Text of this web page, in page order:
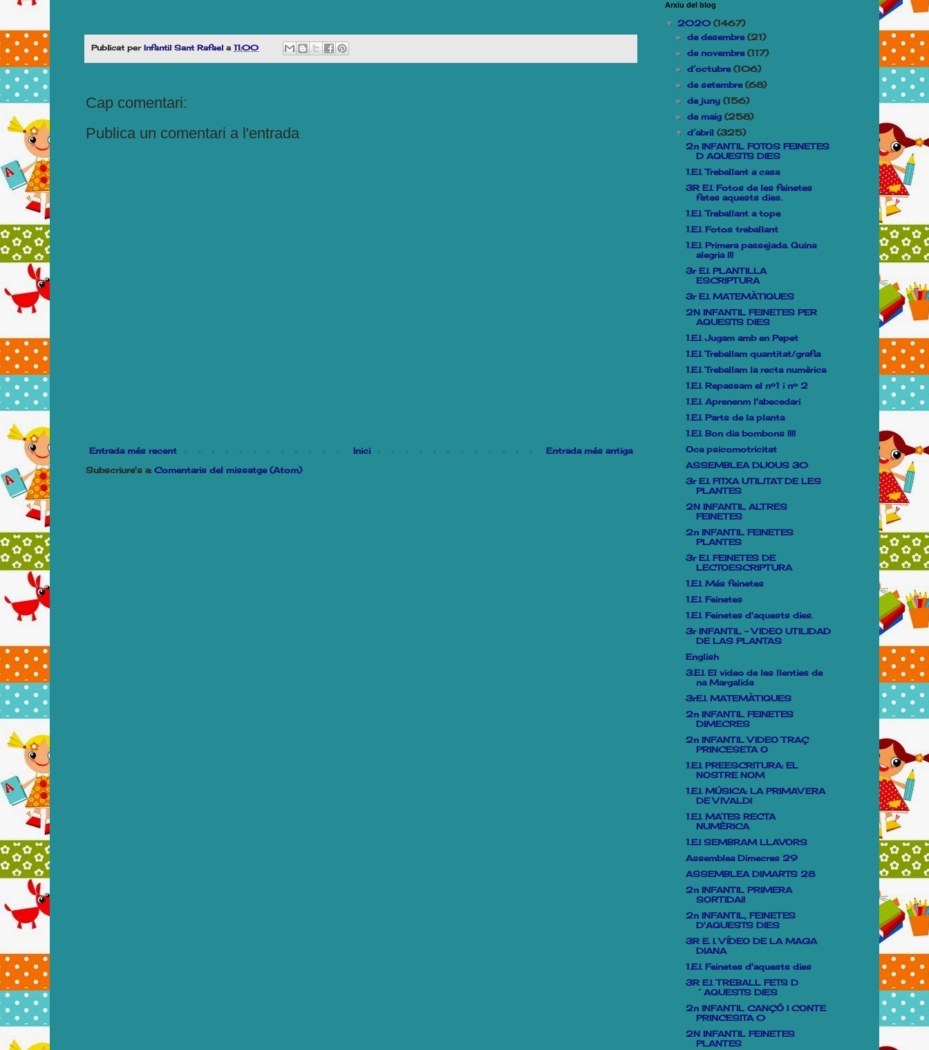
Publicat per Infantil Sant Rafael a 11:00
Cap comentari:
Publica un comentari a l'entrada
Entrada més recent Entrada més antiga
Inici
Subscriure's a: Comentaris del missatge (Atom)
Arxiu del blog
▼ 2020 (1467)
►de desembre(21)
►de novembre(117)
►d’octubre(106)
►de setembre(68)
►de juny(156)
►de maig(258)
▼d’abril(325)
2n INFANTIL FOTOS FEINETES
D AQUESTS DIES
1.E.I. Treballant a casa
3R E.I. Fotos de les feinetes
fetes aquests dies.
1.E.I. Treballant a tope
1.E.I. Fotos treballant
1.E.I. Primera passejada. Quina
alegria !!!
3r E.I. PLANTILLA
ESCRIPTURA
3r E.I. MATEMÀTIQUES
2N INFANTIL FEINETES PER
AQUESTS DIES
1.E.I. Jugam amb en Pepet
1.E.I. Treballam quantitat/grafia
1.E.I. Treballam la recta numèrica
1.E.I. Repassam el nº1 i nº 2
1.E.I. Aprenenm l'abecedari
1.E.I. Parts de la planta
1.E.I. Bon dia bombons !!!!
Oca psicomotricitat
ASSEMBLEA DIJOUS 30
3r E.I. FITXA UTILITAT DE LES
PLANTES
2N INFANTIL ALTRES
FEINETES
2n INFANTIL FEINETES
PLANTES
3r E.I. FEINETES DE
LECTOESCRIPTURA
1.E.I. Més feinetes
1.E.I. Feinetes
1.E.I. Feinetes d'aquests dies.
3r INFANTIL - VIDEO UTILIDAD
DE LAS PLANTAS
English
3.E.I. El video de les llenties de
na Margalida
3rE.I. MATEMÀTIQUES
2n INFANTIL FEINETES
DIMECRES
2n INFANTIL VIDEO TRAÇ
PRINCESETA O
1.E.I. PREESCRITURA: EL
NOSTRE NOM
1.E.I. MÚSICA: LA PRIMAVERA
DE VIVALDI
1.E.I. MATES RECTA
NUMÈRICA
1.E.I SEMBRAM LLAVORS
Assemblea Dimecres 29
ASSEMBLEA DIMARTS 28
2n INFANTIL PRIMERA
SORTIDA!!
2n INFANTIL, FEINETES
D'AQUESTS DIES
3R E. I. VÍDEO DE LA MAGA
DIANA
1.E.I. Feinetes d'aquests dies
3R E.I. TREBALL FETS D
´AQUESTS DIES
2n INFANTIL CANÇÓ I CONTE
PRINCESITA 0
2N INFANTIL FEINETES
PLANTES